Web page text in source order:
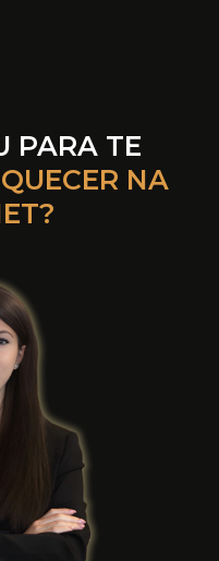
PARA TE
NA